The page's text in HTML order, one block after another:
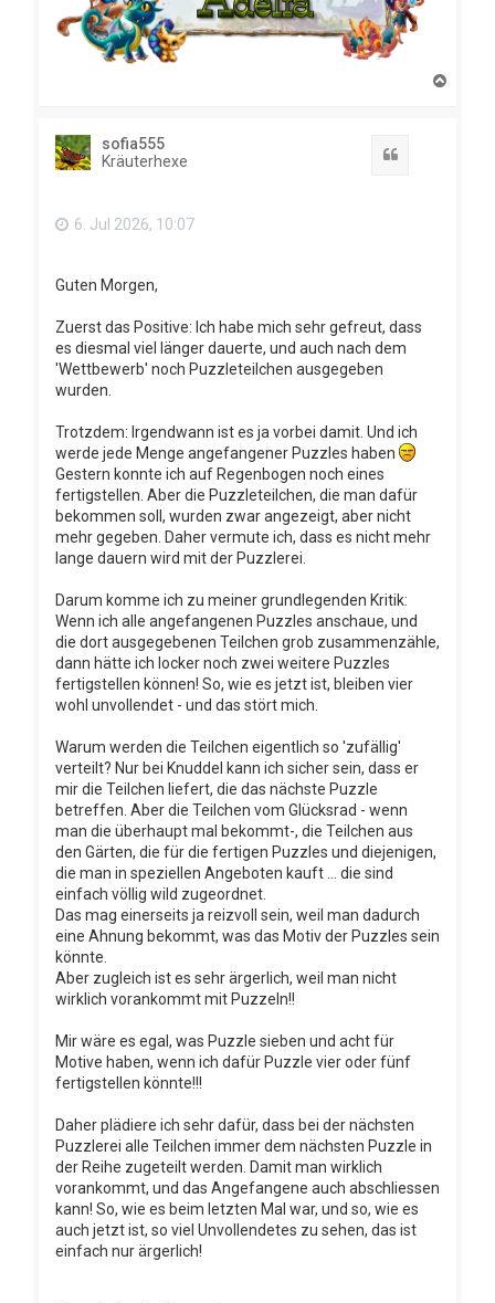
sofia555
Kräuterhexe
6. Jul 2026, 10:07
Guten Morgen,
Zuerst das Positive: Ich habe mich sehr gefreut, dass
es diesmal viel länger dauerte, und auch nach dem
'Wettbewerb' noch Puzzleteilchen ausgegeben
wurden.
Trotzdem: Irgendwann ist es ja vorbei damit. Und ich
werde jede Menge angefangener Puzzles haben
Gestern konnte ich auf Regenbogen noch eines
fertigstellen. Aber die Puzzleteilchen, die man dafür
bekommen soll, wurden zwar angezeigt, aber nicht
mehr gegeben. Daher vermute ich, dass es nicht mehr
lange dauern wird mit der Puzzlerei.
Darum komme ich zu meiner grundlegenden Kritik:
Wenn ich alle angefangenen Puzzles anschaue, und
die dort ausgegebenen Teilchen grob zusammenzähle,
dann hätte ich locker noch zwei weitere Puzzles
fertigstellen können! So, wie es jetzt ist, bleiben vier
wohl unvollendet - und das stört mich.
Warum werden die Teilchen eigentlich so 'zufällig'
verteilt? Nur bei Knuddel kann ich sicher sein, dass er
mir die Teilchen liefert, die das nächste Puzzle
betreffen. Aber die Teilchen vom Glücksrad - wenn
man die überhaupt mal bekommt-, die Teilchen aus
den Gärten, die für die fertigen Puzzles und diejenigen,
die man in speziellen Angeboten kauft ... die sind
einfach völlig wild zugeordnet.
Das mag einerseits ja reizvoll sein, weil man dadurch
eine Ahnung bekommt, was das Motiv der Puzzles sein
könnte.
Aber zugleich ist es sehr ärgerlich, weil man nicht
wirklich vorankommt mit Puzzeln!!
Mir wäre es egal, was Puzzle sieben und acht für
Motive haben, wenn ich dafür Puzzle vier oder fünf
fertigstellen könnte!!!
Daher plädiere ich sehr dafür, dass bei der nächsten
Puzzlerei alle Teilchen immer dem nächsten Puzzle in
der Reihe zugeteilt werden. Damit man wirklich
vorankommt, und das Angefangene auch abschliessen
kann! So, wie es beim letzten Mal war, und so, wie es
auch jetzt ist, so viel Unvollendetes zu sehen, das ist
einfach nur ärgerlich!